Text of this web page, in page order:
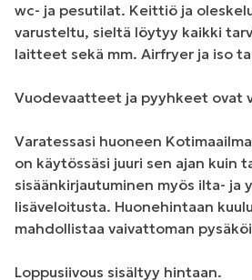
wc- ja pesutilat. Keittiö ja
varusteltu, sieltä löytyy kaikki
laitteet sekä mm. Airfryer ja iso
Vuodevaatteet ja pyyhkeet ovat
Varatessasi huoneen
on käytössäsi juuri sen ajan kuin
sisäänkirjautuminen myös ilta- ja
lisäveloitusta. Huonehintaan
mahdollistaa vaivattoman
Loppusiivous sisältyy hintaan.